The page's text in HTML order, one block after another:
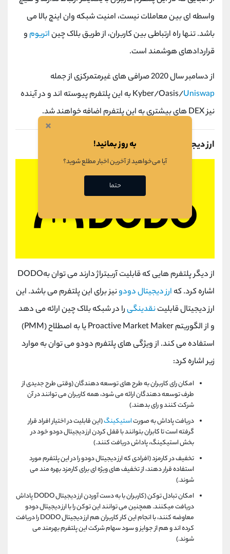
واسطه ای بین معاملات نیست، امنیت شبکه وان اینچ بالا می
باشد. تنها راه ارتباطی بین کاربران، از طریق بلاک چیناتریوم و
قراردادهای هوشمند است.
از دسامبر سال 2020 صرافی های غیرمتمرکزی از جمله
Kyber/Oasis/Uniswap
به این پلتفرم پیوسته اند و در آینده
نیز DEX های بیشتری به این پلتفرم اضافه خواهند شد.
ارز دیجیتال دودو (DODO)
از دیگر پلتفرم هایی که قابلیت آربیتراژ دارند می توان بهDODO
اشاره کرد. که ارز دیجیتال دودونیز برای این پلتفرم می باشد. این
ارز دیجیتال قابلیتنقدینگیرا در شبکه بلاک چین ارائه می دهد
و از الگوریتم Proactive Market Maker یا به اصطلاح (PMM)
استفاده می کند. از ویژگی های پلتفرم دودو می توان به موارد
زیر اشاره کرد:
امکان رای کاربران به طرح های توسعه دهندگان (وقتی طرح جدیدی از
طرف توسعه دهندگان ارائه می شود، همه کاربران می توانند در آن
شرکت کنند و رای بدهند.)
دریافت پاداش به صورتاستیکینگ(این قابلیت در اختیار افراد قرار
گرفته است تا کابران بتوانند با قفل کردن ارز دیجیتال دودو خود در
بخش استیکینگ، پاداش دریافت کنند.)
تخفیف در کارمزد (افرادی که ارز دیجیتال دودو را در این پلتفرم مورد
استفاده قرار دهند، از تخفیف های ویژه ای برای کارمزد بهره مند می
شوند.)
امکان تبادل توکن (کاربران با به دست آوردن ارز دیجیتال DODO پاداش
دریافت میکنند. همچنین می توانند این توکن را با ارز دیجیتال دودو
معاوضه کنند، با انجام این کار کاربران هم ارز دیجیتال DODO را دریافت
کرده اند و هم از جوایز و سود سهام شرکت این پلتفرم بهرمند می
شوند.)
×
به روز بمانید!
آیا می‌خواهید از آخرین اخبار مطلع شوید؟
حتما